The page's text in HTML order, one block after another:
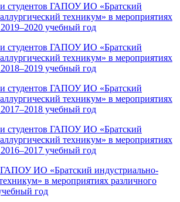
и студентов ГАПОУ ИО «Братский
техникум» в мероприятиях
2019–2020 учебный год
и студентов ГАПОУ ИО «Братский
техникум» в мероприятиях
2018–2019 учебный год
и студентов ГАПОУ ИО «Братский
техникум» в мероприятиях
2017–2018 учебный год
и студентов ГАПОУ ИО «Братский
техникум» в мероприятиях
2016–2017 учебный год
ГАПОУ ИО «Братский индустриально-
в мероприятиях различного
год